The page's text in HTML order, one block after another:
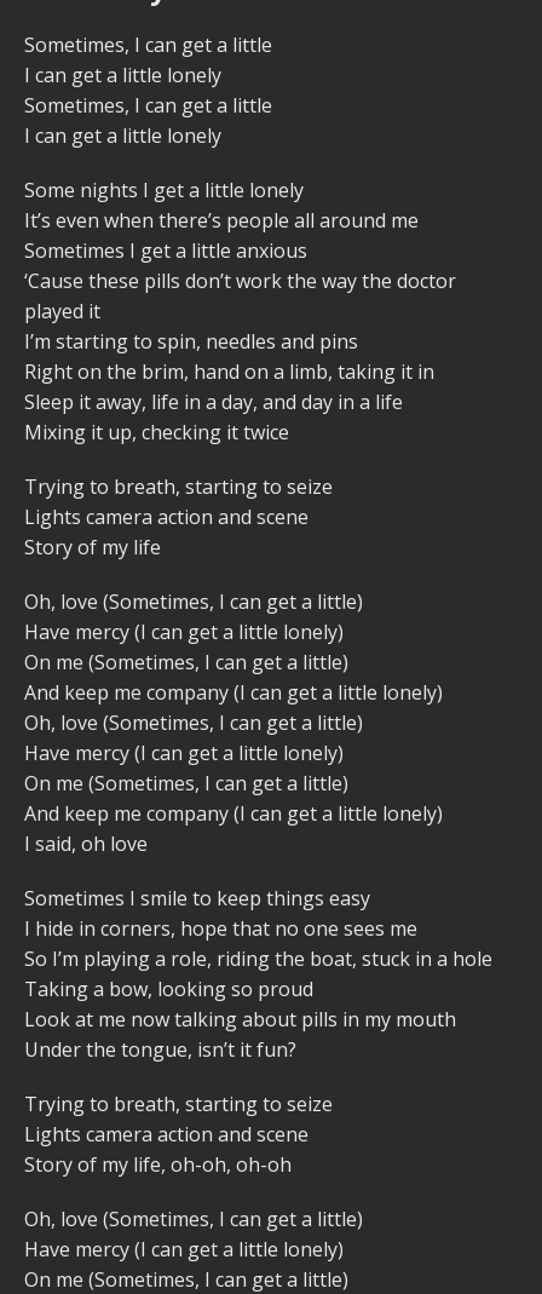
Sometimes, I can get a little
I can get a little lonely
Sometimes, I can get a little
I can get a little lonely
Some nights I get a little lonely
It’s even when there’s people all around me
Sometimes I get a little anxious
‘Cause these pills don’t work the way the doctor
played it
I’m starting to spin, needles and pins
Right on the brim, hand on a limb, taking it in
Sleep it away, life in a day, and day in a life
Mixing it up, checking it twice
Trying to breath, starting to seize
Lights camera action and scene
Story of my life
Oh, love (Sometimes, I can get a little)
Have mercy (I can get a little lonely)
On me (Sometimes, I can get a little)
And keep me company (I can get a little lonely)
Oh, love (Sometimes, I can get a little)
Have mercy (I can get a little lonely)
On me (Sometimes, I can get a little)
And keep me company (I can get a little lonely)
I said, oh love
Sometimes I smile to keep things easy
I hide in corners, hope that no one sees me
So I’m playing a role, riding the boat, stuck in a hole
Taking a bow, looking so proud
Look at me now talking about pills in my mouth
Under the tongue, isn’t it fun?
Trying to breath, starting to seize
Lights camera action and scene
Story of my life, oh-oh, oh-oh
Oh, love (Sometimes, I can get a little)
Have mercy (I can get a little lonely)
On me (Sometimes, I can get a little)